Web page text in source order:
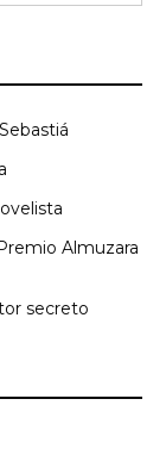
Almuzara
secreto